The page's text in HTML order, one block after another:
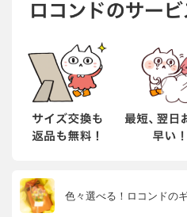
色々選べる！ロコンドの